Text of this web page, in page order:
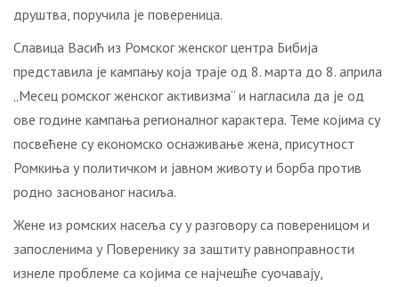
друштва, поручила је повереница.
Славица Васић из Ромског женског центра Бибија
представила је кампању која траје од 8. марта до 8. априла
„Месец ромског женског активизма“ и нагласила да је од
ове године кампања регионалног карактера. Теме којима су
посвећене су економско оснаживање жена, присутност
Ромкиња у политичком и јавном животу и борба против
родно заснованог насиља.
Жене из ромских насеља су у разговору са повереницом и
запосленима у Поверенику за заштиту равноправности
изнеле проблеме са којима се најчешће суочавају,